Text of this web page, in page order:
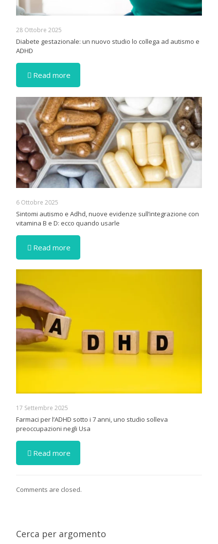
28 Ottobre 2025
Diabete gestazionale: un nuovo studio lo collega ad autismo e
ADHD
Read more
6 Ottobre 2025
Sintomi autismo e Adhd, nuove evidenze sull’integrazione con
vitamina B e D: ecco quando usarle
Read more
17 Settembre 2025
Farmaci per l’ADHD sotto i 7 anni, uno studio solleva
preoccupazioni negli Usa
Read more
Comments are closed.
Cerca per argomento